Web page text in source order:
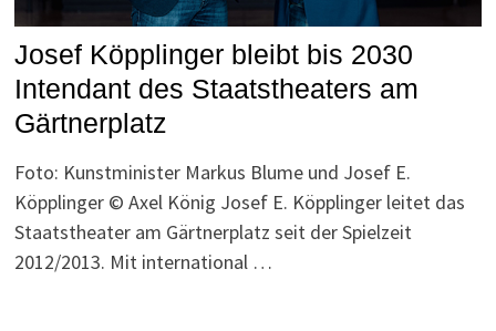
Josef Köpplinger bleibt bis 2030
Intendant des Staatstheaters am
Gärtnerplatz
Foto: Kunstminister Markus Blume und Josef E.
Köpplinger © Axel König Josef E. Köpplinger leitet das
Staatstheater am Gärtnerplatz seit der Spielzeit
2012/2013. Mit international …